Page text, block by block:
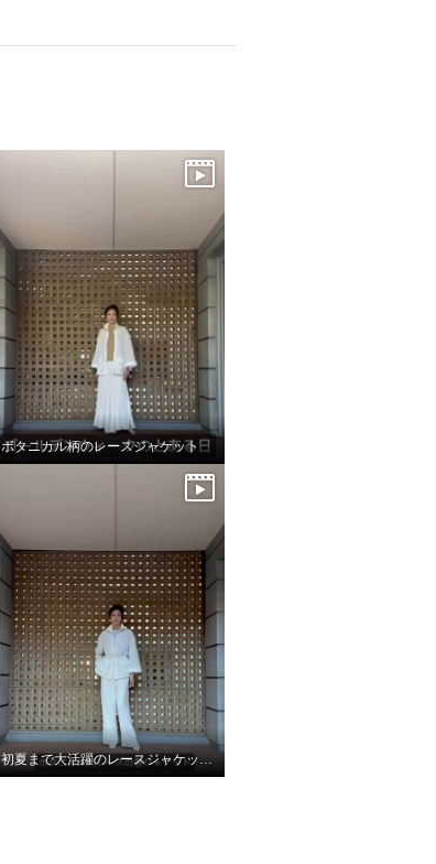
ボタニカル柄のレースジャケット
初夏まで大活躍のレースジャケット！